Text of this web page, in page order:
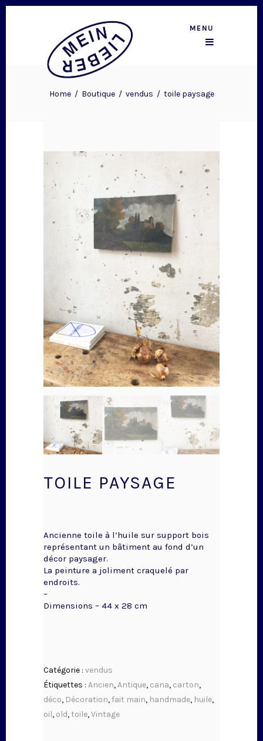
MENU
Home/ Boutique/ vendus / toile paysage
TOILE PAYSAGE
Ancienne toile à l’huile sur support bois
représentant un bâtiment au fond d’un
décor paysager.
La peinture a joliment craquelé par
endroits.
–
Dimensions – 44 x 28 cm
Catégorie : vendus
Étiquettes : Ancien,Antique, cana, carton,
déco, Décoration,fait main, handmade, huile,
oil, old, toile,Vintage